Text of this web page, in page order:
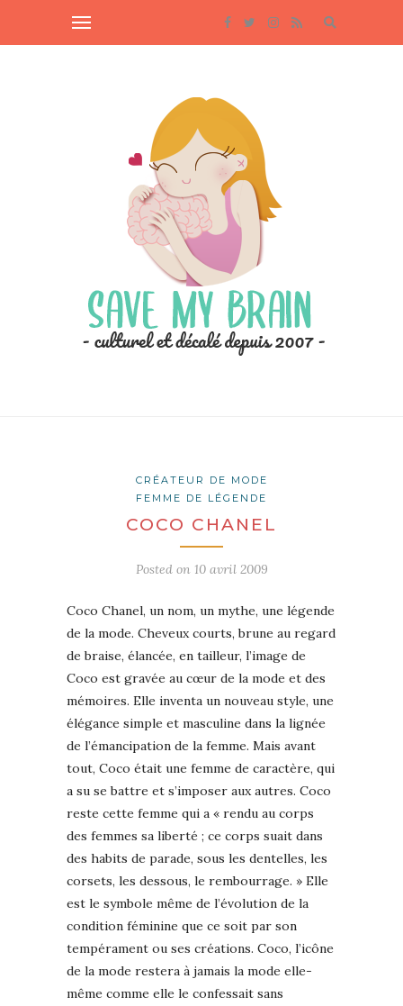
CRÉATEUR DE MODE
FEMME DE LÉGENDE
COCO CHANEL
Posted on 10 avril 2009
Coco Chanel, un nom, un mythe, une légende
de la mode. Cheveux courts, brune au regard
de braise, élancée, en tailleur, l’image de
Coco est gravée au cœur de la mode et des
mémoires. Elle inventa un nouveau style, une
élégance simple et masculine dans la lignée
de l’émancipation de la femme. Mais avant
tout, Coco était une femme de caractère, qui
a su se battre et s’imposer aux autres. Coco
reste cette femme qui a « rendu au corps
des femmes sa liberté ; ce corps suait dans
des habits de parade, sous les dentelles, les
corsets, les dessous, le rembourrage. » Elle
est le symbole même de l’évolution de la
condition féminine que ce soit par son
tempérament ou ses créations. Coco, l’icône
de la mode restera à jamais la mode elle-
même comme elle le confessait sans